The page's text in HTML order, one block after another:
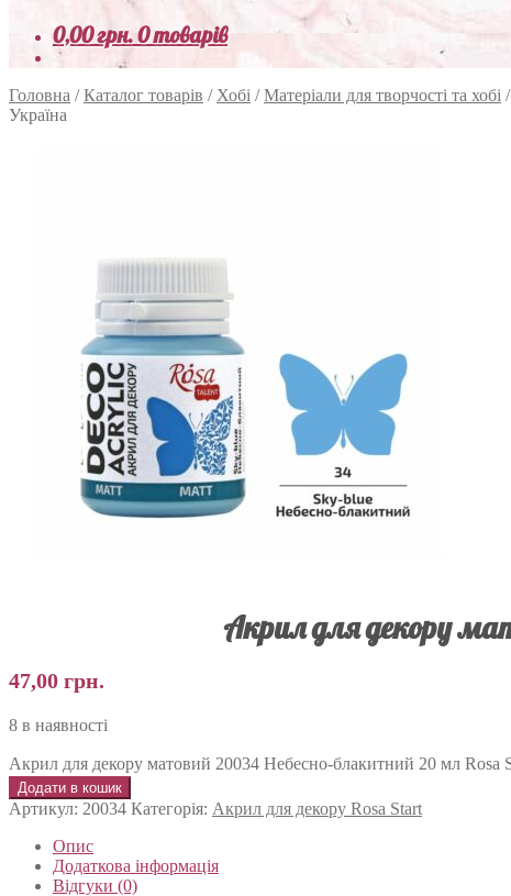
0,00грн.0 товарів
Головна /Каталог товарів / Хобі /Матеріали для творчості та хобі /
Україна
Акрил для декору
47,00 грн.
8 в наявності
Акрил для декору матовий 20034 Небесно-блакитний 20 мл Rosa
Додати в кошик
Артикул: 20034 Категорія: Акрил для декору Rosa Start
Опис
Додаткова інформація
Відгуки (0)